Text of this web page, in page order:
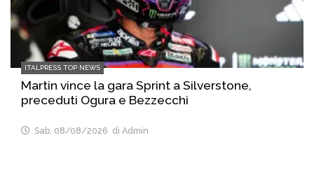
ITALPRESS TOP NEWS
Martin vince la gara Sprint a Silverstone,
preceduti Ogura e Bezzecchi
Sab, 08/08/2026 di Admin